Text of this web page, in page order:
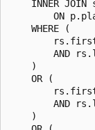
INNER JOIN
ON
    WHERE (
AND
    )
    OR (
AND
    )